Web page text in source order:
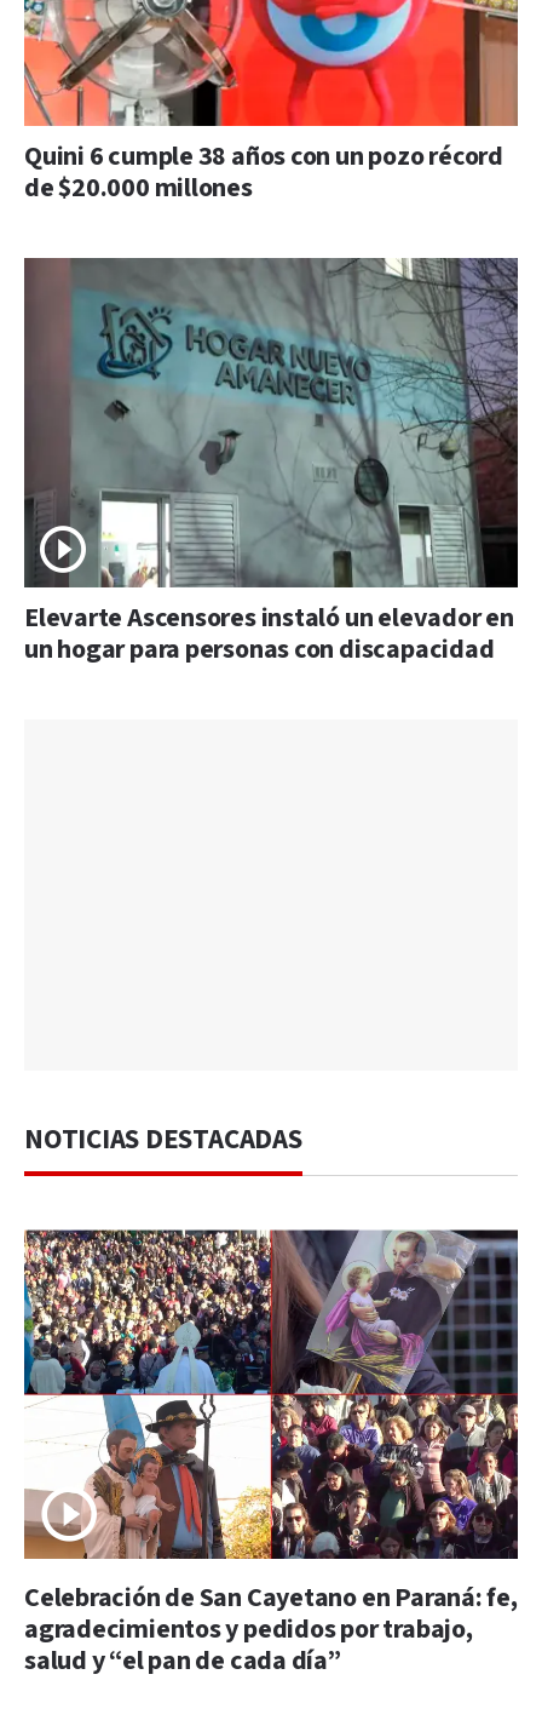
Quini 6 cumple 38 años con un pozo récord
de $20.000 millones
Elevarte Ascensores instaló un elevador en
un hogar para personas con discapacidad
NOTICIAS DESTACADAS
Celebración de San Cayetano en Paraná: fe,
agradecimientos y pedidos por trabajo,
salud y “el pan de cada día”